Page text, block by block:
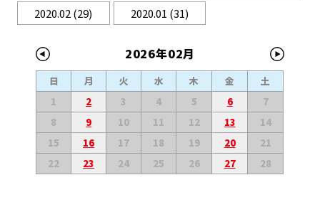
2020.02(29) 2020.01 (31)
2026年02月
日 月 火 水 木 金
土
1
2 3 4 5 6
7
8
9 10 11 12 13
14
15
16 17 18 19 20
21
22
23 24 25 26 27 28